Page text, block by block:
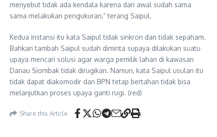
menyebut tidak ada kendala karena dari awal sudah sama
sama melakukan pengukuran,” terang Saipul.
Kedua instansi itu kata Saipul tidak sinkron dan tidak sepaham.
Bahkan tambah Saipul sudah diminta supaya dilakukan suatu
upaya mencari solusi agar warga pemilik lahan di kawasan
Danau Siombak tidak dirugikan. Namun, kata Saipul usulan itu
tidak dapat diakomodir dan BPN tetap bertahan tidak bisa
melanjutkan proses upaya ganti rugi. (red)
Share this Article